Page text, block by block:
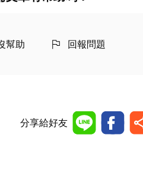
幫助 回報問題
分享給好友